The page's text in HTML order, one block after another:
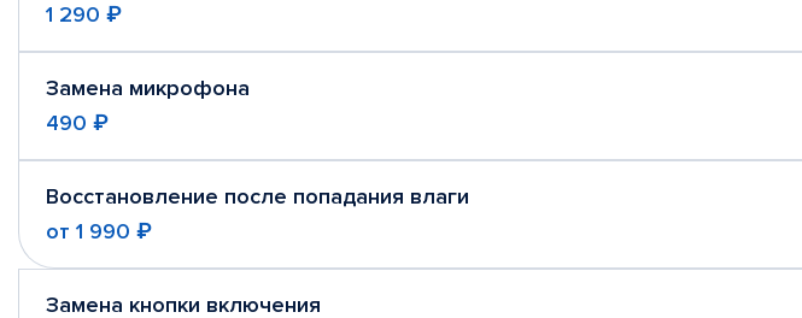
1 290 ₽
Замена микрофона
490 ₽
Восстановление после попадания влаги
от 1 990 ₽
Замена кнопки включения